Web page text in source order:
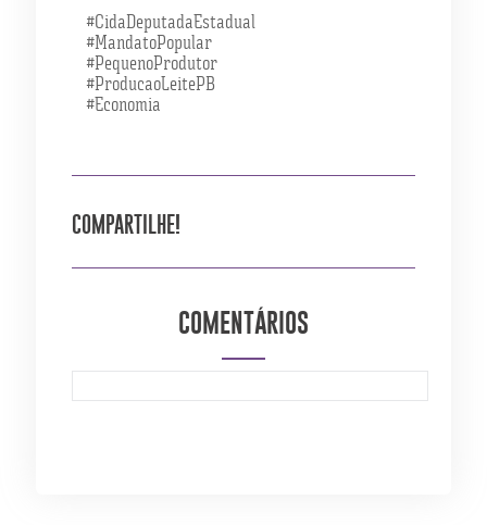
#CidaDeputadaEstadual
#MandatoPopular
#PequenoProdutor
#ProducaoLeitePB
#Economia
COMPARTILHE!
COMENTÁRIOS